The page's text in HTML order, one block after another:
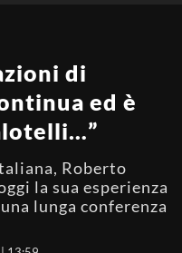
di
ed è
Roberto
la sua esperienza
lunga conferenza